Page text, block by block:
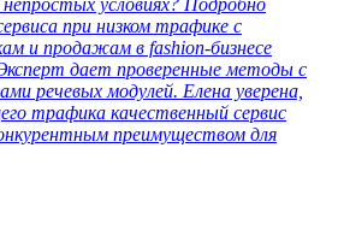
при низком трафике с
и продажам в fashion-бизнесе
дает проверенные методы с
речевых модулей. Елена уверена,
трафика качественный сервис
преимуществом для